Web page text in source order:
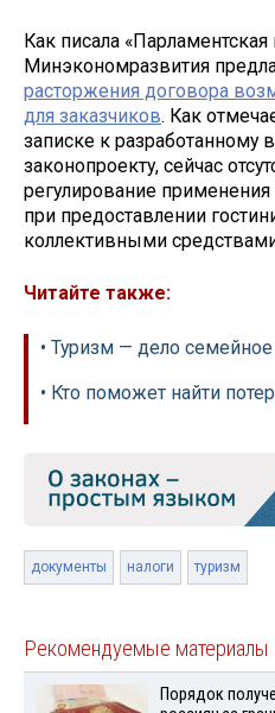
Как писала «Парламентская
Минэкономразвития
расторжения договора
для заказчиков. Как
записке к разработанному
законопроекту, сейчас
регулирование
при предоставлении
коллективными
Читайте также:
• Туризм — дело семейное
• Кто поможет найти
документы налоги туризм
Рекомендуемые материалы
Порядок